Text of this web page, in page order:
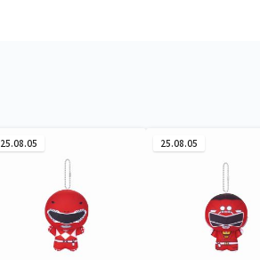
25.08.05 25.08.05